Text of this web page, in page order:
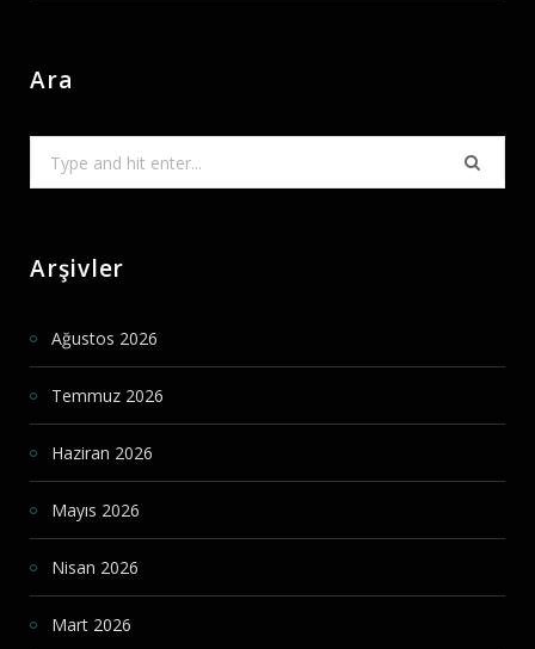
Ara
Arşivler
Ağustos 2026
Temmuz 2026
Haziran 2026
Mayıs 2026
Nisan 2026
Mart 2026